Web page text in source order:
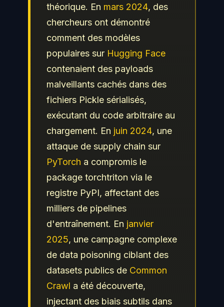
théorique. En mars 2024, des
chercheurs ont démontré
comment des modèles
populaires sur Hugging Face
contenaient des payloads
malveillants cachés dans des
fichiers Pickle sérialisés,
exécutant du code arbitraire au
chargement. En juin 2024, une
attaque de supply chain sur
PyTorch a compromis le
package torchtriton via le
registre PyPI, affectant des
milliers de pipelines
d'entraînement. En janvier
2025, une campagne complexe
de data poisoning ciblant des
datasets publics de Common
Crawl a été découverte,
injectant des biais subtils dans